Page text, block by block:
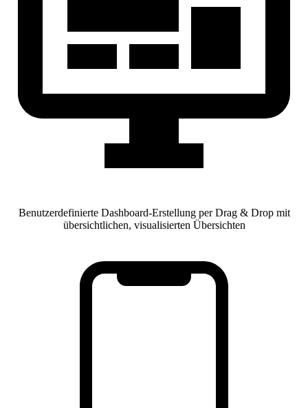
Benutzerdefinierte Dashboard-Erstellung per Drag & Drop mit
übersichtlichen, visualisierten Übersichten